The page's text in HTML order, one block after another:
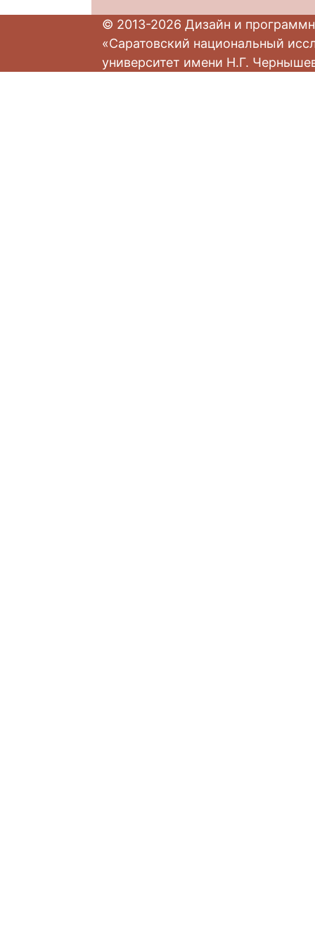
© 2013-2026 Дизайн и
«Саратовский национальный
университет имени Н.Г.